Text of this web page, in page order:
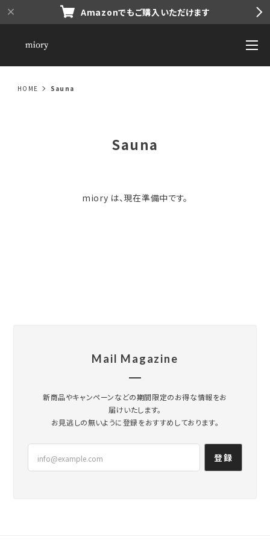
Amazonでもご購入いただけます
HOME Sauna
Sauna
miory は、現在準備中です。
Mail Magazine
新商品やキャンペーンなどの期間限定のお得な情報をお
届けいたします。
お見逃しの無いように登録をおすすめしております。
登録